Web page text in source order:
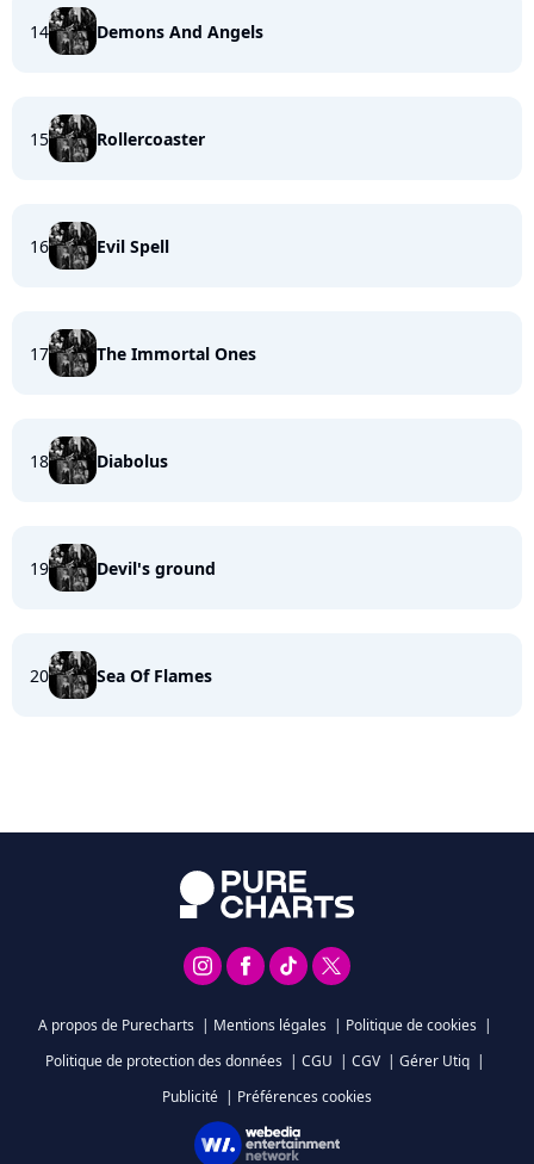
14 Demons And Angels
15 Rollercoaster
16 Evil Spell
17 The Immortal Ones
18 Diabolus
19 Devil's ground
20 Sea Of Flames
A propos de Purecharts | Mentions légales | Politique de cookies |
Politique de protection des données | CGU | CGV | Gérer Utiq |
Publicité | Préférences cookies